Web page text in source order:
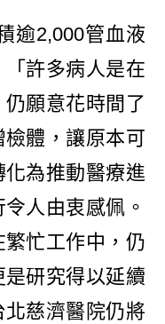
逾2,000管血液
許多病人是在
願意花時間了
體，讓原本可
為推動醫療進
人由衷感佩。
忙工作中，仍
研究得以延續
慈濟醫院仍將